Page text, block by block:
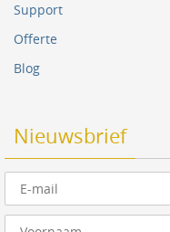
Support
Offerte
Blog
Nieuwsbrief